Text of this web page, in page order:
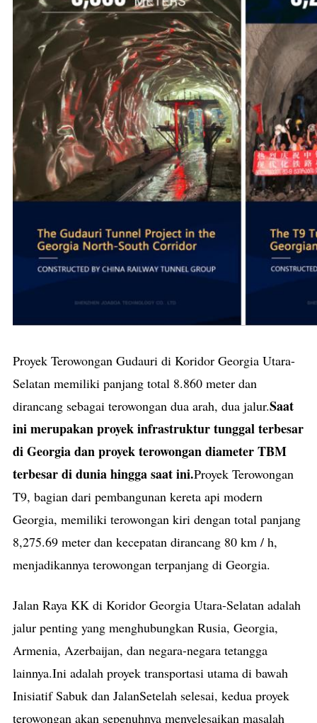
Proyek Terowongan Gudauri di Koridor Georgia Utara-
Selatan memiliki panjang total 8.860 meter dan
dirancang sebagai terowongan dua arah, dua jalur.Saat
ini merupakan proyek infrastruktur tunggal terbesar
di Georgia dan proyek terowongan diameter TBM
terbesar di dunia hingga saat ini.Proyek Terowongan
T9, bagian dari pembangunan kereta api modern
Georgia, memiliki terowongan kiri dengan total panjang
8,275.69 meter dan kecepatan dirancang 80 km / h,
menjadikannya terowongan terpanjang di Georgia.
Jalan Raya KK di Koridor Georgia Utara-Selatan adalah
jalur penting yang menghubungkan Rusia, Georgia,
Armenia, Azerbaijan, dan negara-negara tetangga
lainnya.Ini adalah proyek transportasi utama di bawah
Inisiatif Sabuk dan JalanSetelah selesai, kedua proyek
terowongan akan sepenuhnya menyelesaikan masalah